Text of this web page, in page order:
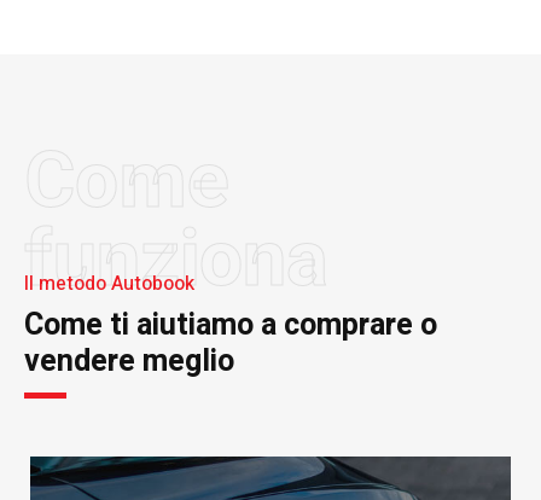
funziona
Il metodo Autobook
Come ti aiutiamo a comprare o
vendere meglio